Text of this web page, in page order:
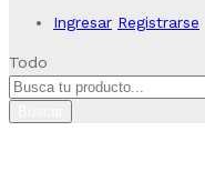
Ingresar Registrarse
Todo